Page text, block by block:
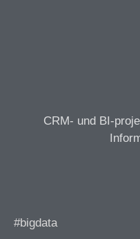
CRM- und BI-
#bigdata